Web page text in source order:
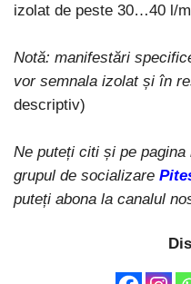
izolat de peste 30…40 l/
Notă: manifestări
vor semnala izolat și în
descriptiv)
Ne puteți citi și pe pagina
grupul de socializare
puteți abona la canalul